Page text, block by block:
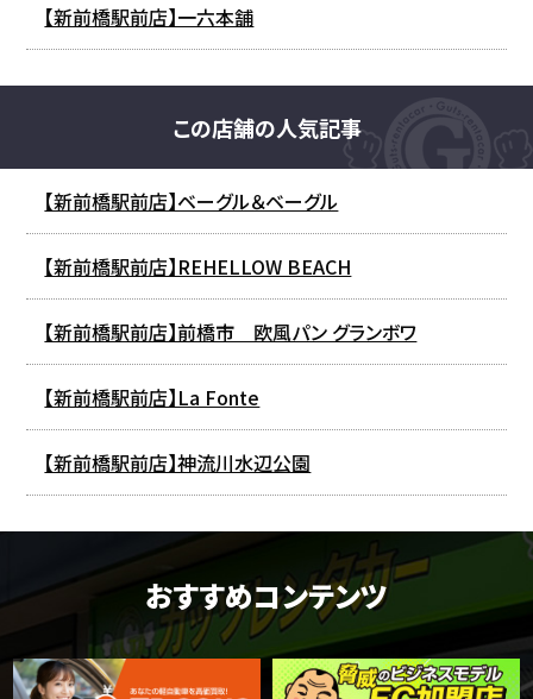
【新前橋駅前店】一六本舗
この店舗の人気記事
【新前橋駅前店】ベーグル＆ベーグル
【新前橋駅前店】REHELLOW BEACH
【新前橋駅前店】前橋市 欧風パン グランボワ
【新前橋駅前店】La Fonte
【新前橋駅前店】神流川水辺公園
おすすめコンテンツ